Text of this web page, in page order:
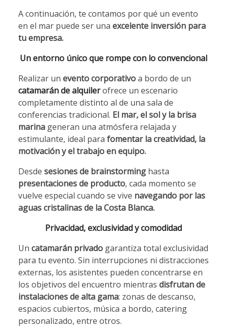
A continuación, te contamos por qué un evento
en el mar puede ser una excelente inversión para
tu empresa.
Un entorno único que rompe con lo convencional
Realizar un evento corporativoa bordo de un
catamarán de alquilerofrece un escenario
completamente distinto al de una sala de
conferencias tradicional. El mar, el sol y la brisa
marina generan una atmósfera relajada y
estimulante, ideal para fomentar la creatividad, la
motivación y el trabajo en equipo.
Desde sesiones de brainstorming hasta
presentaciones de producto, cada momento se
vuelve especial cuando se vive navegando por las
aguas cristalinas de la Costa Blanca.
Privacidad, exclusividad y comodidad
Un catamarán privado garantiza total exclusividad
para tu evento. Sin interrupciones ni distracciones
externas, los asistentes pueden concentrarse en
los objetivos del encuentro mientras disfrutan de
instalaciones de alta gama: zonas de descanso,
espacios cubiertos, música a bordo, catering
personalizado, entre otros.